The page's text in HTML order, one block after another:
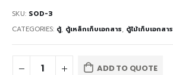
SKU: SOD-3
CATEGORIES: ตู้, ตู้เหล็กเก็บเอกสาร, ตู้ไม้เก็บเอกสาร
ADD TO QUOTE